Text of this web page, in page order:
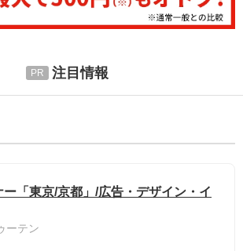
注目情報
「東京/京都」/広告・デザイン・イ
ーテン